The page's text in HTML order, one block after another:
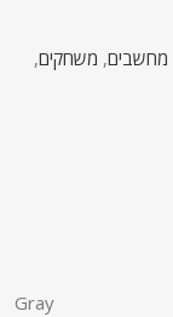
מחשבים, משחקים,
Gray